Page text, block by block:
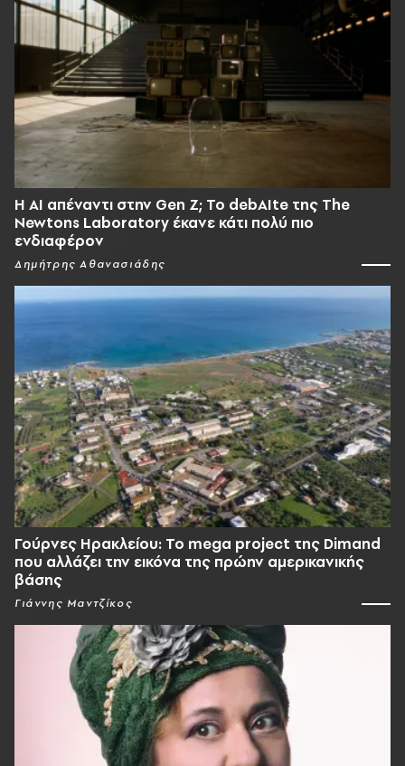
Η AI απέναντι στην Gen Z; Το debAIte της The
Newtons Laboratory έκανε κάτι πολύ πιο
ενδιαφέρον
Δημήτρης Αθανασιάδης
Γούρνες Ηρακλείου: To mega project της Dimand
που αλλάζει την εικόνα της πρώην αμερικανικής
βάσης
Γιάννης Μαντζίκος